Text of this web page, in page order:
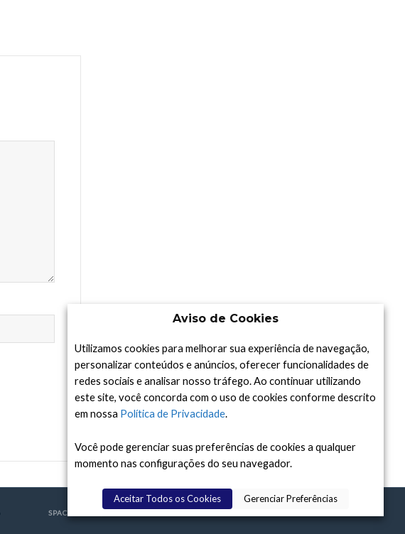
SPACE TODAY
Aviso de Cookies
Utilizamos cookies para melhorar sua experiência de navegação,
personalizar conteúdos e anúncios, oferecer funcionalidades de
redes sociais e analisar nosso tráfego. Ao continuar utilizando
este site, você concorda com o uso de cookies conforme descrito
em nossa Política de Privacidade.
Você pode gerenciar suas preferências de cookies a qualquer
momento nas configurações do seu navegador.
Aceitar Todos os Cookies Gerenciar Preferências